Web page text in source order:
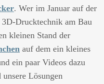
. Wer im Januar auf der
3D-Drucktechnik am Bau
kleinen Stand der
auf dem ein kleines
ein paar Videos dazu
Lösungen